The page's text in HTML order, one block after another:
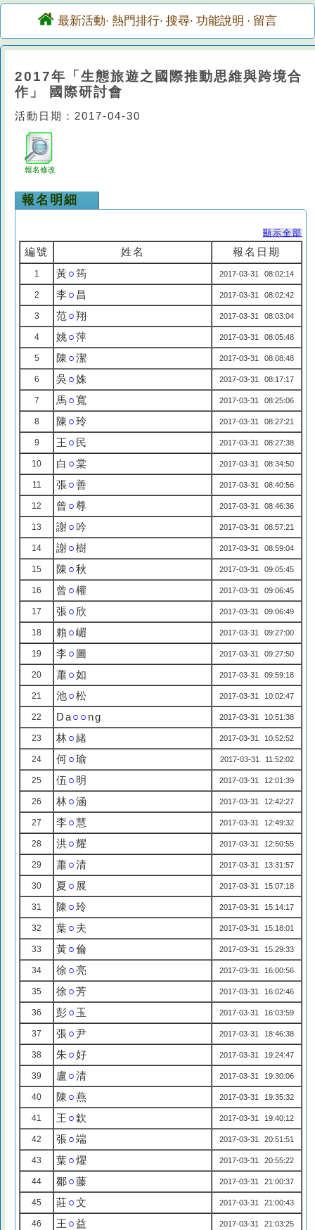
最新活動· 熱門排行· 搜尋· 功能說明 · 留言
2017年「生態旅遊之國際推動思維與跨境合
作」 國際研討會
活動日期：2017-04-30
報名修改
報名明細
顯示全部
編號 姓名 報名日期
1 黃○筠 2017-03-31 08:02:14
2 李○ 昌 2017-03-31 08:02:42
3 范○翔 2017-03-31 08:03:04
4 姚○萍 2017-03-31 08:05:48
5 陳 ○潔 2017-03-31 08:08:48
6 吳 ○姝 2017-03-31 08:17:17
7 馬○寬 2017-03-31 08:25:06
8 陳 ○玲 2017-03-31 08:27:21
9 王 ○ 民 2017-03-31 08:27:38
10 白 ○棠 2017-03-31 08:34:50
11 張○善 2017-03-31 08:40:56
12 曾 ○尊 2017-03-31 08:46:36
13 謝○ 吟 2017-03-31 08:57:21
14 謝○樹 2017-03-31 08:59:04
15 陳 ○秋 2017-03-31 09:05:45
16 曾 ○權 2017-03-31 09:06:45
17 張○ 欣 2017-03-31 09:06:49
18 賴 ○嵋 2017-03-31 09:27:00
19 李○ 圖 2017-03-31 09:27:50
20 蕭○如 2017-03-31 09:59:18
21 池○松 2017-03-31 10:02:47
22 Da○○ ng 2017-03-31 10:51:38
23 林○緒 2017-03-31 10:52:52
24 何○瑜 2017-03-31 11:52:02
25 伍 ○ 明 2017-03-31 12:01:39
26 林○涵 2017-03-31 12:42:27
27 李○慧 2017-03-31 12:49:32
28 洪○耀 2017-03-31 12:50:55
29 蕭○清 2017-03-31 13:31:57
30 夏 ○ 展 2017-03-31 15:07:18
31 陳 ○玲 2017-03-31 15:14:17
32 葉○ 夫 2017-03-31 15:18:01
33 黃○倫 2017-03-31 15:29:33
34 徐 ○亮 2017-03-31 16:00:56
35 徐 ○芳 2017-03-31 16:02:46
36 彭○ 玉 2017-03-31 16:03:59
37 張○尹 2017-03-31 18:46:38
38 朱○好 2017-03-31 19:24:47
39 盧 ○清 2017-03-31 19:30:06
40 陳 ○燕 2017-03-31 19:35:32
41 王 ○欽 2017-03-31 19:40:12
42 張○端 2017-03-31 20:51:51
43 葉○燿 2017-03-31 20:55:22
44 鄒○藤 2017-03-31 21:00:37
45 莊○文 2017-03-31 21:00:43
46 王 ○益 2017-03-31 21:03:25